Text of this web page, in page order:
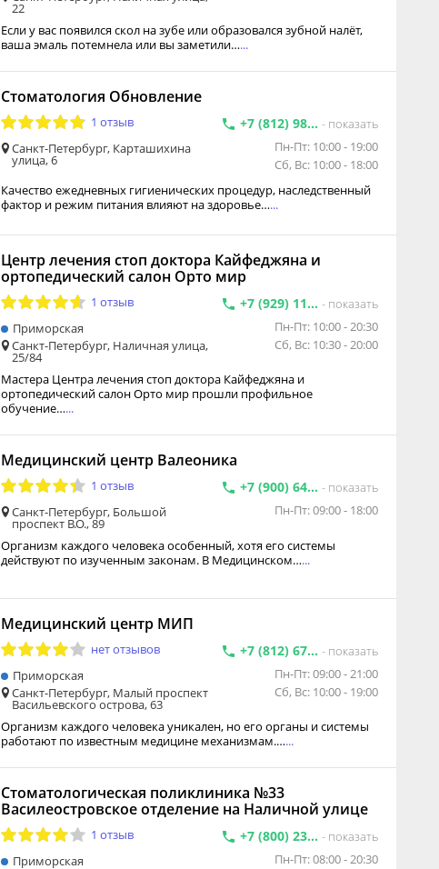
22
Если у вас появился скол на зубе или образовался зубной налёт,
ваша эмаль потемнела или вы заметили…...
Стоматология Обновление
1 отзыв
Санкт-Петербург, Карташихина
улица, 6
+7 (812) 98... - показать
Пн-Пт: 10:00 - 19:00
Сб, Вс: 10:00 - 18:00
Качество ежедневных гигиенических процедур, наследственный
фактор и режим питания влияют на здоровье…...
Центр лечения стоп доктора Кайфеджяна и
ортопедический салон Орто мир
1 отзыв
Приморская
Санкт-Петербург, Наличная улица,
25/84
+7 (929) 11... - показать
Пн-Пт: 10:00 - 20:30
Сб, Вс: 10:30 - 20:00
Мастера Центра лечения стоп доктора Кайфеджяна и
ортопедический салон Орто мир прошли профильное
обучение…...
Медицинский центр Валеоника
1 отзыв
Санкт-Петербург, Большой
проспект В.О., 89
+7 (900) 64... - показать
Пн-Пт: 09:00 - 18:00
Организм каждого человека особенный, хотя его системы
действуют по изученным законам. В Медицинском…...
Медицинский центр МИП
нет отзывов
Приморская
Санкт-Петербург, Малый проспект
Васильевского острова, 63
+7 (812) 67... - показать
Пн-Пт: 09:00 - 21:00
Сб, Вс: 10:00 - 19:00
Организм каждого человека уникален, но его органы и системы
работают по известным медицине механизмам.…...
Стоматологическая поликлиника №33
Василеостровское отделение на Наличной улице
1 отзыв
Приморская
+7 (800) 23... - показать
Пн-Пт: 08:00 - 20:30